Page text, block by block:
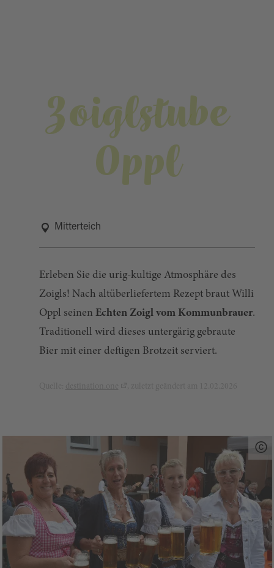
Zoiglstube
Oppl
Mitterteich
Erleben Sie die urig-kultige Atmosphäre des
Zoigls! Nach altüberliefertem Rezept braut Willi
Oppl seinen Echten Zoigl vom Kommunbrauer.
Traditionell wird dieses untergärig gebraute
Bier mit einer deftigen Brotzeit serviert.